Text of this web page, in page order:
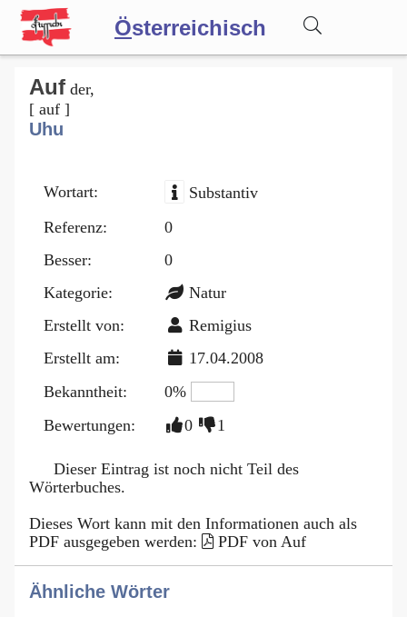
Österreichisch
Wörterbuch
Forum
Blog
Auf der,
[ auf ]
Uhu
Wortart:
Substantiv
Referenz:
0
Besser:
0
Kategorie:
Natur
Erstellt von:
Remigius
Erstellt am:
17.04.2008
Bekanntheit:
0%
Bewertungen:
0 1
Dieser Eintrag ist noch nicht Teil des
Wörterbuches.
Dieses Wort kann mit den Informationen auch als
PDF ausgegeben werden:
PDF von Auf
Ähnliche Wörter